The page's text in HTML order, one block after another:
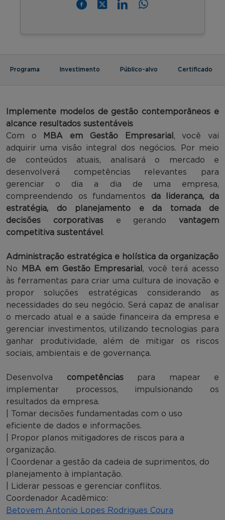
Programa Investimento Público-alvo Certificado
Implemente modelos de gestão contemporâneos e
alcance resultados sustentáveis
Com o
MBA em Gestão Empresarial , você vai
adquirir uma visão integral dos negócios. Por meio
de conteúdos atuais, analisará o mercado e
desenvolverá competências relevantes para
gerenciar o dia a dia de uma empresa,
compreendendo os fundamentos da liderança, da
estratégia, do planejamento e da tomada de
decisões corporativas e gerando vantagem
competitiva sustentável .
Administração estratégica e holística da organização
No
MBA em Gestão Empresarial , você terá acesso
às ferramentas para criar uma cultura de inovação e
propor soluções estratégicas considerando as
necessidades do seu negócio. Será capaz de analisar
o mercado atual e a saúde financeira da empresa e
gerenciar investimentos, utilizando tecnologias para
ganhar produtividade, além de mitigar os riscos
sociais, ambientais e de governança.
Desenvolva competênciaspara mapear e
implementar processos, impulsionando os
resultados da empresa.
| Tomar decisões fundamentadas com o uso
eficiente de dados e informações.
| Propor planos mitigadores de riscos para a
organização.
| Coordenar a gestão da cadeia de suprimentos, do
planejamento à implantação.
| Liderar pessoas e gerenciar conflitos.
Coordenador Acadêmico:
Betovem Antonio Lopes Rodrigues Coura